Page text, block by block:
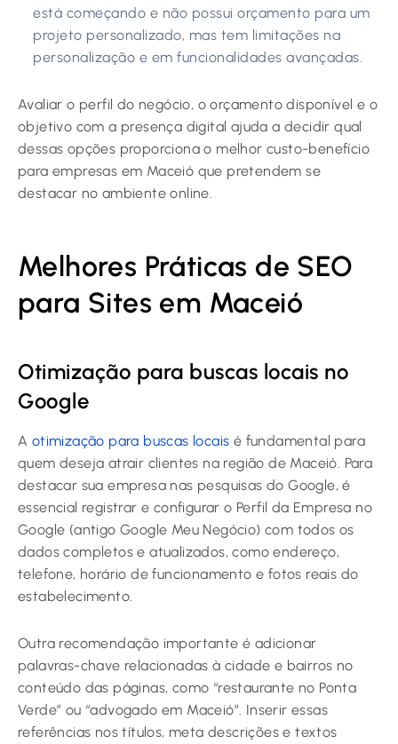
está começando e não possui orçamento para um
projeto personalizado, mas tem limitações na
personalização e em funcionalidades avançadas.
Avaliar o perfil do negócio, o orçamento disponível e o
objetivo com a presença digital ajuda a decidir qual
dessas opções proporciona o melhor custo-benefício
para empresas em Maceió que pretendem se
destacar no ambiente online.
Melhores Práticas de SEO
para Sites em Maceió
Otimização para buscas locais no
Google
A otimização para buscas locais é fundamental para
quem deseja atrair clientes na região de Maceió. Para
destacar sua empresa nas pesquisas do Google, é
essencial registrar e configurar o Perfil da Empresa no
Google (antigo Google Meu Negócio) com todos os
dados completos e atualizados, como endereço,
telefone, horário de funcionamento e fotos reais do
estabelecimento.
Outra recomendação importante é adicionar
palavras-chave relacionadas à cidade e bairros no
conteúdo das páginas, como “restaurante no Ponta
Verde” ou “advogado em Maceió”. Inserir essas
referências nos títulos, meta descrições e textos